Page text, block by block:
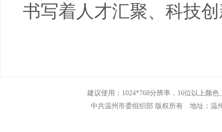
书写着人才汇聚、科技
建议使用：1024*768分辨率，16位以上颜
中共温州市委组织部 版权所有 地址：温